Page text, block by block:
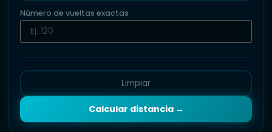
Número de vueltas exactas
Limpiar
Calcular distancia →